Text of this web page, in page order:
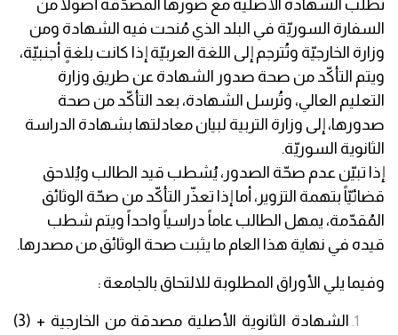
تُطلب الشهادة الأصلية مع صورها المصدّقة أصولاً من
السفارة السوريّة في البلد الذي مُنحت فيه الشهادة ومن
وزارة الخارجيّة وتُترجم إلى اللغة العربيّة إذا كانت بلغةٍ أجنبيّة،
ويتم التأكّد من صحة صدور الشهادة عن طريق وزارة
التعليم العالي، وتُرسل الشهادة، بعد التأكّد من صحة
صدورها، إلى وزارة التربية لبيان معادلتها بشهادة الدراسة
الثانوية السوريّة.
إذا تبيّن عدم صحّة الصدور، يُشطب قيد الطالب ويُلاحق
قضائيّاً بتهمة التزوير، أما إذا تعذّر التأكّد من صحّة الوثائق
المُقدّمة، يمهل الطالب عاماً دراسياً واحداً ويتم شطب
قيده في نهاية هذا العام ما يثبت صحة الوثائق من مصدرها.
وفيما يلي الأوراق المطلوبة للالتحاق بالجامعة :
الشهادة الثانوية الأصلية مصدقة من الخارجية + (3)